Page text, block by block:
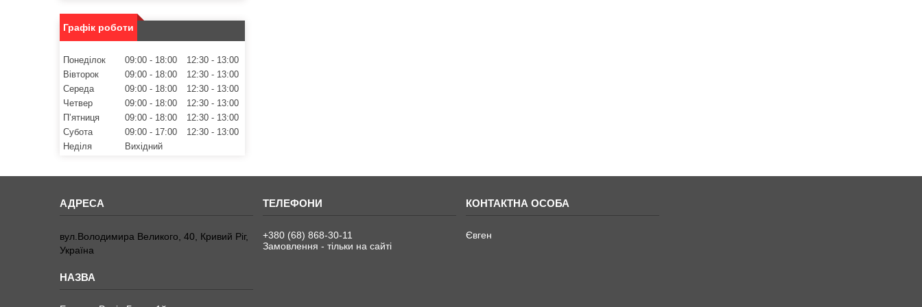
Графік роботи
Понеділок 09:00 18:00 12:30
13:00
Вівторок
09:00 18:00 12:30
13:00
Середа
09:00 18:00 12:30
13:00
Четвер
09:00 18:00 12:30
13:00
Пʼятниця
09:00 18:00 12:30
13:00
Субота
09:00 17:00 12:30
13:00
Неділя
Вихідний
вул.Володимира Великого, 40, Кривий Ріг,
Україна
+380 (68) 868-30-11
Замовлення - тільки на сайті
Євген